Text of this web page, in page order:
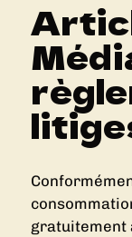
gratuitement